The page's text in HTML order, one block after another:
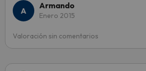
Armando
Enero 2015
Valoración sin comentarios